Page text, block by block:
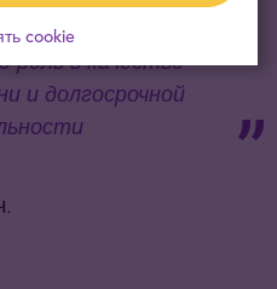
при этом золото
роль в качестве
и долгосрочной
cookie